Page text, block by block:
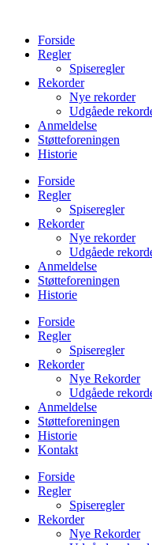
indholdForside
Regler
Spiseregler
Rekorder
Nye rekorder
Udgåede
Anmeldelse
Støtteforeningen
Historie
Forside
Regler
Spiseregler
Rekorder
Nye rekorder
Udgåede
Anmeldelse
Støtteforeningen
Historie
Forside
Regler
Spiseregler
Rekorder
Nye Rekorder
Udgåede
Anmeldelse
Støtteforeningen
Historie
Kontakt
Forside
Regler
Spiseregler
Rekorder
Nye Rekorder